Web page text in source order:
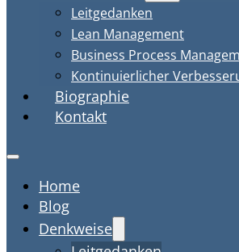
Leitgedanken
Lean Management
Business Process
Kontinuierlicher
Biographie
Kontakt
Home
Blog
Denkweise